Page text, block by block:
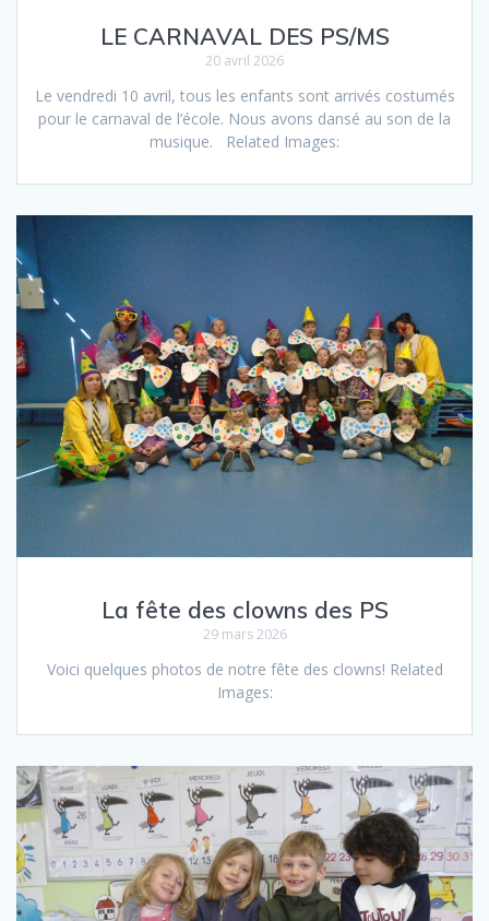
LE CARNAVAL DES PS/MS
20 avril 2026
Le vendredi 10 avril, tous les enfants sont arrivés costumés
pour le carnaval de l’école. Nous avons dansé au son de la
musique. Related Images:
La fête des clowns des PS
29 mars 2026
Voici quelques photos de notre fête des clowns! Related
Images: